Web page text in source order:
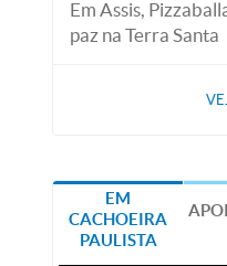
Em Assis,
paz na Terra Santa
EM
CACHOEIRA
PAULISTA